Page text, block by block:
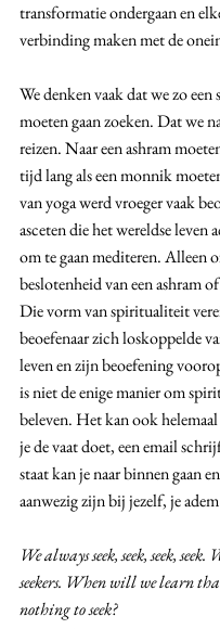
transformatie ondergaan en
verbinding maken met de
We denken vaak dat we zo een
moeten gaan zoeken. Dat we
reizen. Naar een ashram
tijd lang als een monnik
van yoga werd vroeger vaak
asceten die het wereldse leven
om te gaan mediteren. Alleen
beslotenheid van een ashram
Die vorm van spiritualiteit
beoefenaar zich loskoppelde
leven en zijn beoefening
is niet de enige manier om
beleven. Het kan ook
je de vaat doet, een email
staat kan je naar binnen gaan
aanwezig zijn bij jezelf, je
We always seek, seek, seek,
seekers. When will we learn
nothing to seek?